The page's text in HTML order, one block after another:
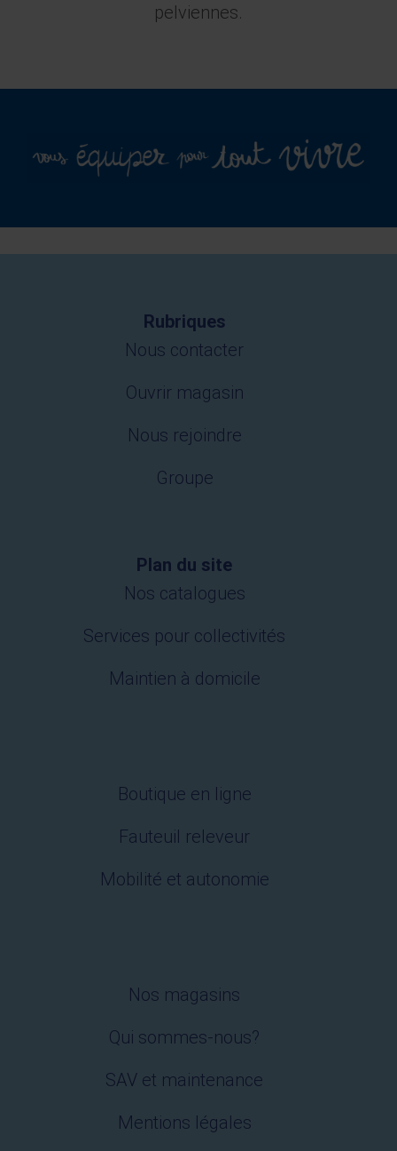
pelviennes.
Rubriques
Nous contacter
Ouvrir magasin
Nous rejoindre
Groupe
Plan du site
Nos catalogues
Services pour collectivités
Maintien à domicile
Boutique en ligne
Fauteuil releveur
Mobilité et autonomie
Nos magasins
Qui sommes-nous?
SAV et maintenance
Mentions légales